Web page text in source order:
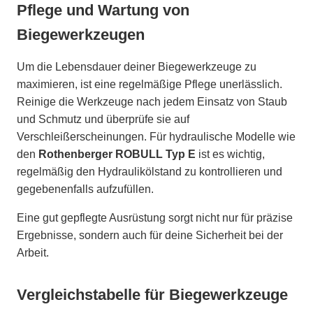
Pflege und Wartung von
Biegewerkzeugen
Um die Lebensdauer deiner Biegewerkzeuge zu
maximieren, ist eine regelmäßige Pflege unerlässlich.
Reinige die Werkzeuge nach jedem Einsatz von Staub
und Schmutz und überprüfe sie auf
Verschleißerscheinungen. Für hydraulische Modelle wie
den Rothenberger ROBULL Typ E ist es wichtig,
regelmäßig den Hydraulikölstand zu kontrollieren und
gegebenenfalls aufzufüllen.
Eine gut gepflegte Ausrüstung sorgt nicht nur für präzise
Ergebnisse, sondern auch für deine Sicherheit bei der
Arbeit.
Vergleichstabelle für Biegewerkzeuge